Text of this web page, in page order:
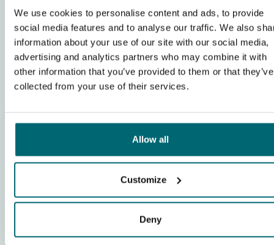
We use cookies to personalise content and ads, to provide
social media features and to analyse our traffic. We also
information about your use of our site with our social media,
advertising and analytics partners who may combine it with
other information that you’ve provided to them or that they’ve
collected from your use of their services.
Allow all
Customize
Deny
Betreuung vor Ort
Anlagen
Komplette Bewertung anzeigen
18-07-2026-Anzahl der Angler
Karpfengewässer